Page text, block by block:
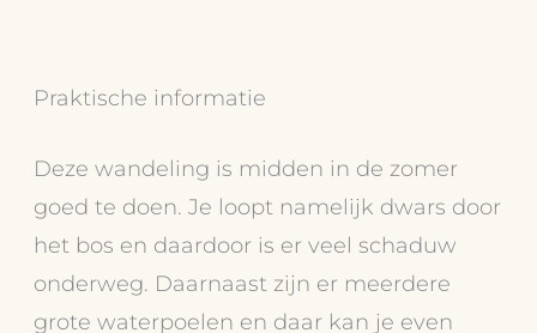
Praktische informatie
Deze wandeling is midden in de zomer
goed te doen. Je loopt namelijk dwars door
het bos en daardoor is er veel schaduw
onderweg. Daarnaast zijn er meerdere
grote waterpoelen en daar kan je even